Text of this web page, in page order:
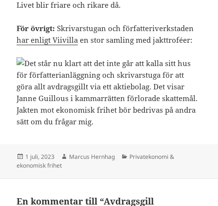
Livet blir friare och rikare då.
För övrigt: Skrivarstugan och författeriverkstaden
har enligt Viivilla en stor samling med jakttroféer:
Postat
1 juli, 2023 Författare
Marcus Hernhag Kategorier
Privatekonomi &
ekonomisk frihet
En kommentar till “Avdragsgill